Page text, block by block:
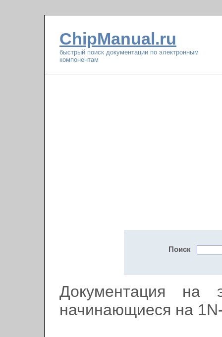
ChipManual.ru
быстрый поиск документации по электронным
компонентам
Поиск
Документация на
начинающиеся на